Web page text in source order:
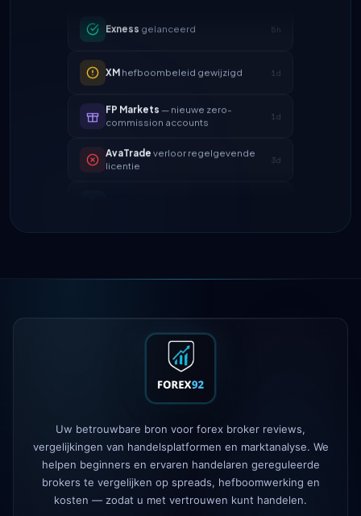
XMhefboombeleid gewijzigd 1d
FP Markets— nieuwe zero-
1d
AvaTradeverloor regelgevende
licentie
3d
Tickmill 4d
FP Markets— nieuwe zero-
commission accounts
verloor regelgevende
Tickmill opnamesnelheid nu 24u 4d
Uw betrouwbare bron voor forex broker reviews,
vergelijkingen van handelsplatformen en marktanalyse. We
helpen beginners en ervaren handelaren gereguleerde
brokers te vergelijken op spreads, hefboomwerking en
kosten — zodat u met vertrouwen kunt handelen.